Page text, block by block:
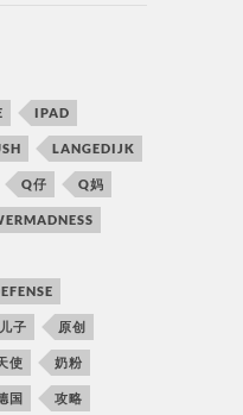
IPAD
LANGEDIJK
Q仔 Q妈
儿子 原创
使 奶粉
国 攻略